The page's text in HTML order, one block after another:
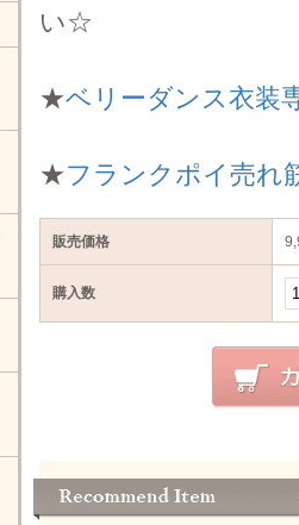
い☆
★ベリーダンス衣装
★フランクポイ売れ
販売価格
購入数